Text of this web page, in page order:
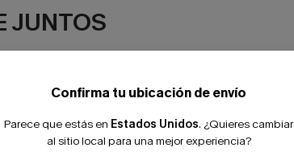
JUNTOS
Confirma tu ubicación de envío
Parece que estás en Estados Unidos. ¿Quieres cambiar
al sitio local para una mejor experiencia?